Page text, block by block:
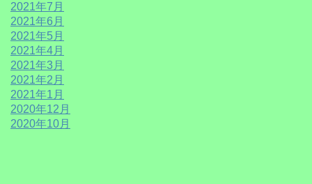
2021年7月
2021年6月
2021年5月
2021年4月
2021年3月
2021年2月
2021年1月
2020年12月
2020年10月